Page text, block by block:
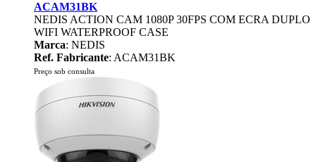
ACAM31BK
NEDIS ACTION CAM 1080P 30FPS COM ECRA DUPLO
WIFI WATERPROOF CASE
Marca: NEDIS
Ref. Fabricante: ACAM31BK
Preço sob consulta